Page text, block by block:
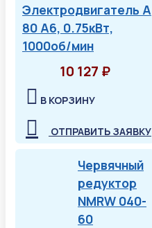
Электродвигатель А
80 А6, 0.75кВт,
1000об/мин
10 127 ₽
В КОРЗИНУ
ОТПРАВИТЬ ЗАЯВКУ
Червячный
редуктор
NMRW 040-
60